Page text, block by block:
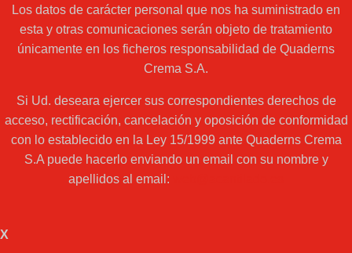
Los datos de carácter personal que nos ha suministrado en
esta y otras comunicaciones serán objeto de tratamiento
únicamente en los ficheros responsabilidad de Quaderns
Crema S.A.
Si Ud. deseara ejercer sus correspondientes derechos de
acceso, rectificación, cancelación y oposición de conformidad
con lo establecido en la Ley 15/1999 ante Quaderns Crema
S.A puede hacerlo enviando un email con su nombre y
apellidos al email:
X